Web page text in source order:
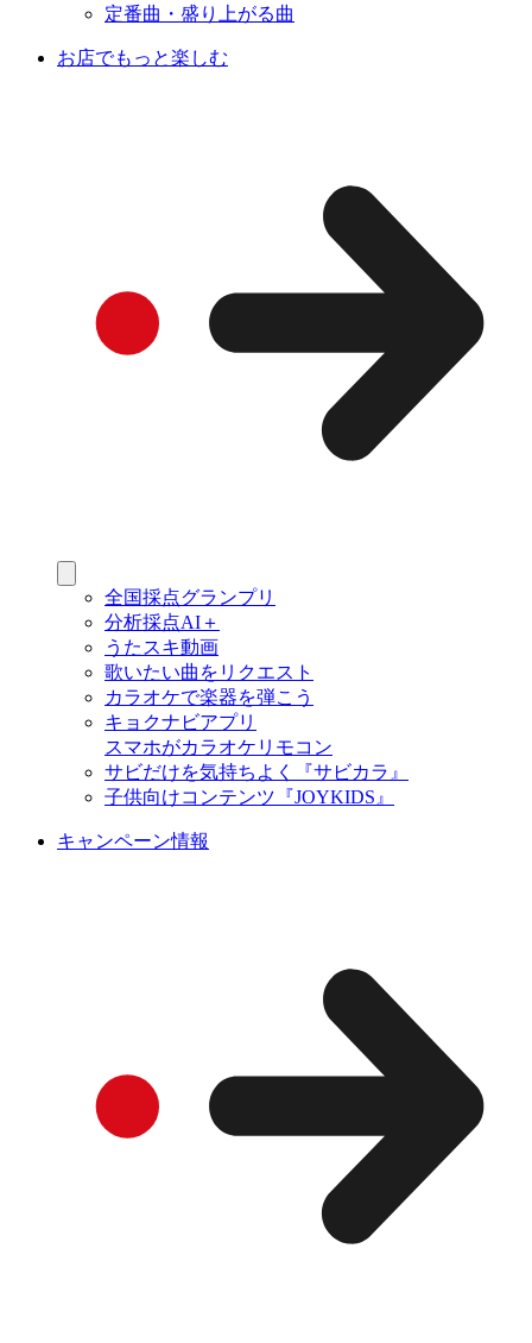
定番曲・盛り上がる曲
お店でもっと楽しむ
全国採点グランプリ
分析採点AI＋
うたスキ動画
歌いたい曲をリクエスト
カラオケで楽器を弾こう
キョクナビアプリ
スマホがカラオケリモコン
サビだけを気持ちよく『サビカラ』
子供向けコンテンツ『JOYKIDS』
キャンペーン情報